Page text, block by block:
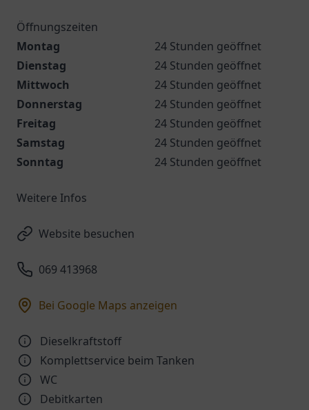
Öffnungszeiten
Montag
24 Stunden geöffnet
Dienstag
24 Stunden geöffnet
Mittwoch
24 Stunden geöffnet
Donnerstag
24 Stunden geöffnet
Freitag
24 Stunden geöffnet
Samstag
24 Stunden geöffnet
Sonntag
24 Stunden geöffnet
Weitere Infos
Website besuchen
069 413968
Bei Google Maps anzeigen
Dieselkraftstoff
Komplettservice beim Tanken
WC
Debitkarten